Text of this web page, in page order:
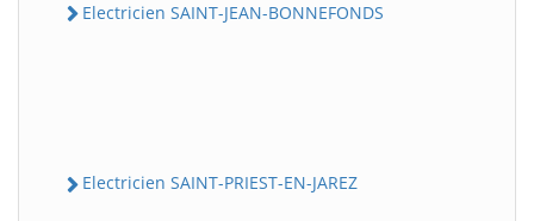
Electricien SAINT-JEAN-BONNEFONDS
Electricien SAINT-PRIEST-EN-JAREZ